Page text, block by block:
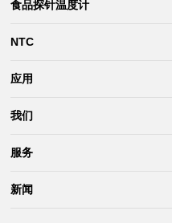
食品探针温度计
NTC
应用
我们
服务
新闻